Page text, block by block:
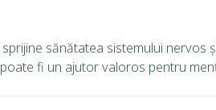
sănătatea sistemului nervos
fi un ajutor valoros pentru